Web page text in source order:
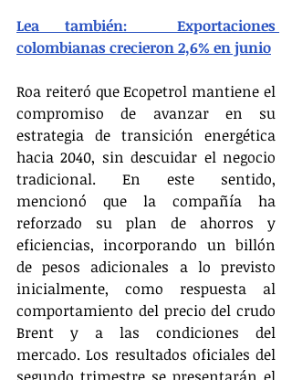
Lea también:  Exportaciones
colombianas crecieron 2,6% en junio
Roa reiteró que Ecopetrol mantiene el
compromiso de avanzar en su
estrategia de transición energética
hacia 2040, sin descuidar el negocio
tradicional. En este sentido,
mencionó que la compañía ha
reforzado su plan de ahorros y
eficiencias, incorporando un billón
de pesos adicionales a lo previsto
inicialmente, como respuesta al
comportamiento del precio del crudo
Brent y a las condiciones del
mercado. Los resultados oficiales del